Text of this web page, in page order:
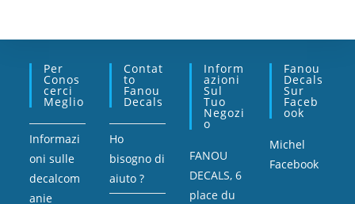
Per
Conos
Cerci
Meglio
Informazi
oni sulle
decalcom
anie
Contat
To
Fanou
Decals
Ho
bisogno di
aiuto ?
Inform
Azioni
Sul
Tuo
Negozi
O
FANOU
DECALS, 6
place du
Fanou
Decals
Sur
Faceb
Ook
Michel
Facebook